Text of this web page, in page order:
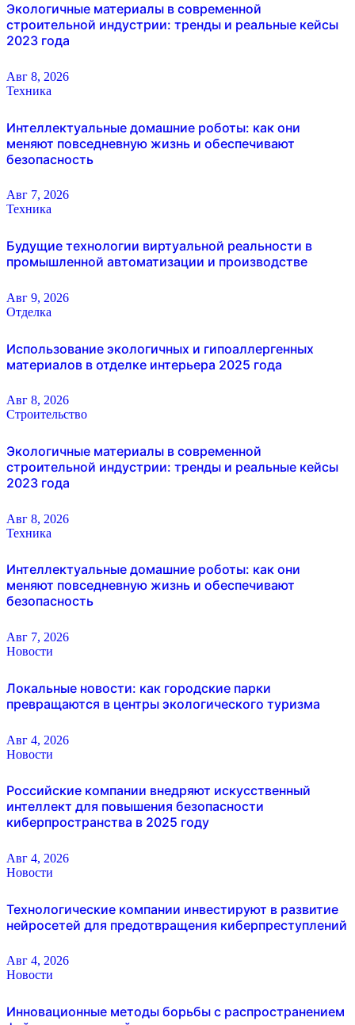
Экологичные материалы в современной
строительной индустрии: тренды и реальные кейсы
2023 года
Авг 8, 2026
Техника
Интеллектуальные домашние роботы: как они
меняют повседневную жизнь и обеспечивают
безопасность
Авг 7, 2026
Техника
Будущие технологии виртуальной реальности в
промышленной автоматизации и производстве
Авг 9, 2026
Отделка
Использование экологичных и гипоаллергенных
материалов в отделке интерьера 2025 года
Авг 8, 2026
Строительство
Экологичные материалы в современной
строительной индустрии: тренды и реальные кейсы
2023 года
Авг 8, 2026
Техника
Интеллектуальные домашние роботы: как они
меняют повседневную жизнь и обеспечивают
безопасность
Авг 7, 2026
Новости
Локальные новости: как городские парки
превращаются в центры экологического туризма
Авг 4, 2026
Новости
Российские компании внедряют искусственный
интеллект для повышения безопасности
киберпространства в 2025 году
Авг 4, 2026
Новости
Технологические компании инвестируют в развитие
нейросетей для предотвращения киберпреступлений
Авг 4, 2026
Новости
Инновационные методы борьбы с распространением